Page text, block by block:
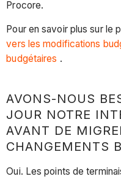
Procore.
Pour en savoir plus sur le
vers les modifications
budgétaires .
AVONS-NOUS
JOUR NOTRE
AVANT DE
CHANGEMENTS
Oui. Les points de